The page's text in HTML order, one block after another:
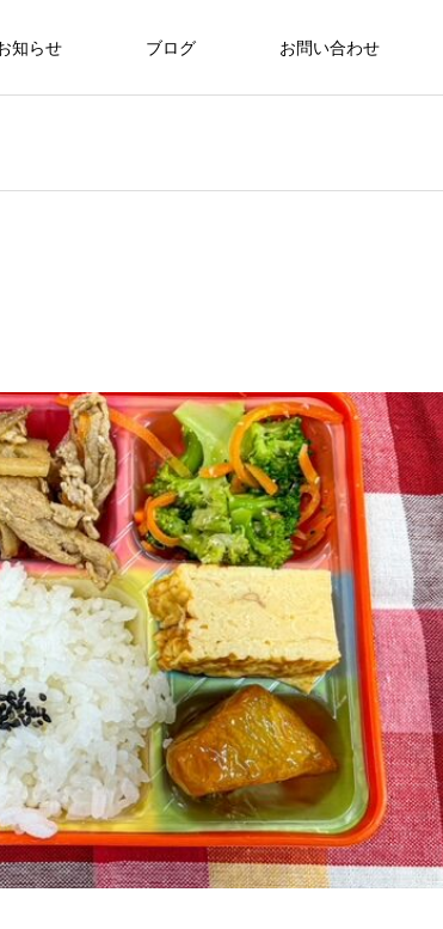
知らせ ブログ お問い合わせ
ン」 5月5日に家賀で藍の定植
ンフェア
食への知識
外国人社員の親睦会
8/3～7 ヘルシーメニュー
2026.07.31